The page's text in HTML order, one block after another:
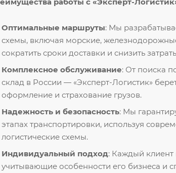
Оптимальные маршруты: Мы
схемы, включая морские,
сократить сроки доставки и снизить
Комплексное обслуживание: От поиска
склад в России — «Эксперт-Логистик»
оформление и страхование грузов.
Надежность и безопасность: Мы
этапах транспортировки, используя
логистические схемы.
Индивидуальный подход: Каждый
учитывающие особенности его бизнеса и